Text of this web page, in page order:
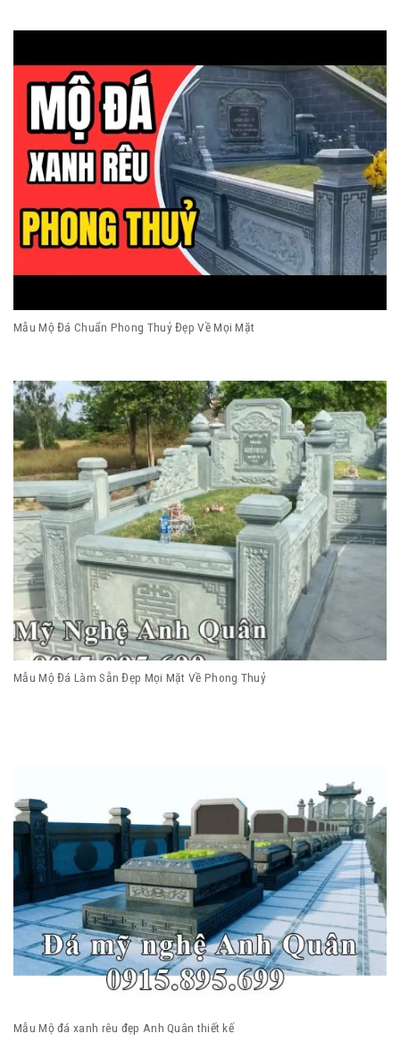
Mẫu Mộ Đá Chuẩn Phong Thuỷ Đẹp Về Mọi Mặt
Mẫu Mộ Đá Làm Sẵn Đẹp Mọi Mặt Về Phong Thuỷ
Mẫu Mộ đá xanh rêu đẹp Anh Quân thiết kế